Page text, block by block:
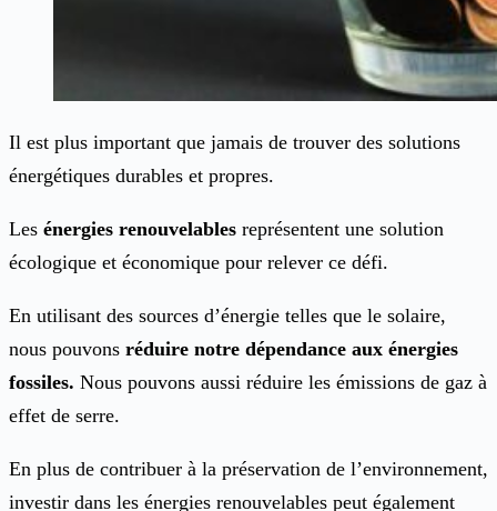
Il est plus important que jamais de trouver des solutions
énergétiques durables et propres.
Les énergies renouvelables représentent une solution
écologique et économique pour relever ce défi.
En utilisant des sources d’énergie telles que le solaire,
nous pouvons réduire notre dépendance aux énergies
fossiles. Nous pouvons aussi réduire les émissions de gaz à
effet de serre.
En plus de contribuer à la préservation de l’environnement,
investir dans les énergies renouvelables peut également